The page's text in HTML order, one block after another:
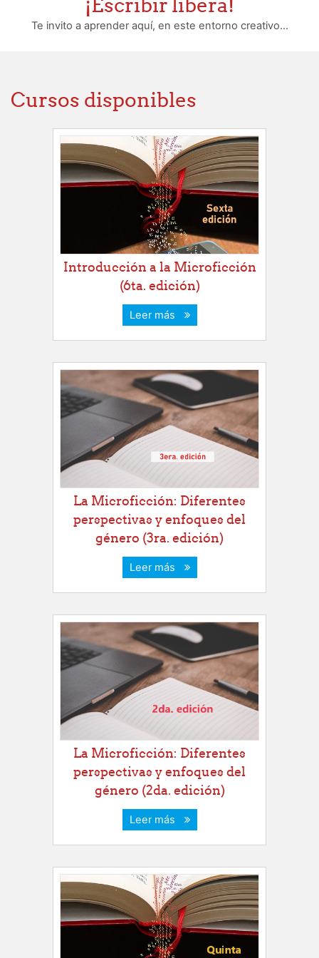
Te invito a aprender aquí, en este entorno creativo...
Cursos disponibles
Introducción a la Microficción
(6ta. edición)
Leer más
La Microficción: Diferentes
perspectivas y enfoques del
género (3ra. edición)
Leer más
La Microficción: Diferentes
perspectivas y enfoques del
género (2da. edición)
Leer más